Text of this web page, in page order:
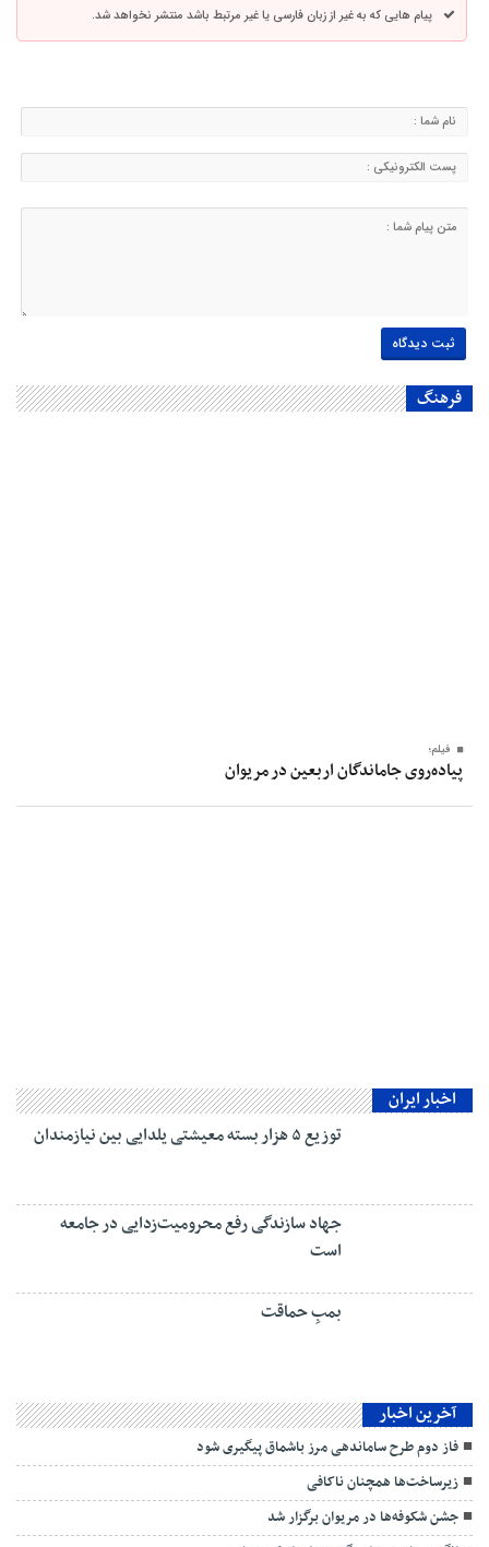
پیام هایی که به غیر از زبان فارسی یا غیر مرتبط باشد منتشر نخواهد شد.
فرهنگ
فیلم؛
پیاده‌روی جاماندگان اربعین در مریوان
اخبار ایران
توزیع ۵ هزار بسته معیشتی یلدایی بین نیازمندان
جهاد سازندگی رفع محرومیت‌زدایی در جامعه
است
بمبِ حماقت
آخرین اخبار
فاز دوم طرح ساماندهی مرز باشماق پیگیری شود
زیرساخت‌ها همچنان ناکافی
جشن شکوفه‌ها در مریوان برگزار شد